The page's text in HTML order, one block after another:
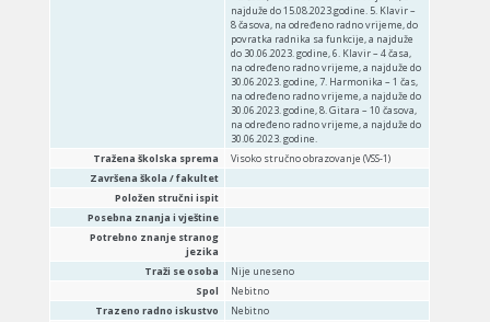
najduže do 15.08.2023.godine. 5. Klavir –
8 časova, na određeno radno vrijeme, do
povratka radnika sa funkcije, a najduže
do 30.06.2023. godine, 6. Klavir – 4 časa,
na određeno radno vrijeme, a najduže do
30.06.2023. godine, 7. Harmonika – 1 čas,
na određeno radno vrijeme, a najduže do
30.06.2023. godine, 8. Gitara – 10 časova,
na određeno radno vrijeme, a najduže do
30.06.2023. godine.
Tražena školska sprema
Visoko stručno obrazovanje (VSS-1)
Završena škola / fakultet
Položen stručni ispit
Posebna znanja i vještine
Potrebno znanje stranog
jezika
Traži se osoba
Nije uneseno
Spol
Nebitno
Trazeno radno iskustvo
Nebitno